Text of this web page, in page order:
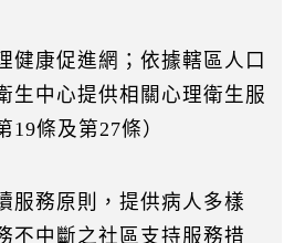
健康促進網；依據轄區人口
生中心提供相關心理衛生服
19條及第27條）
服務原則，提供病人多樣
不中斷之社區支持服務措